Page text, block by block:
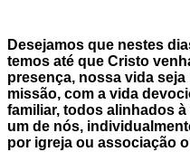
Desejamos que nestes
temos até que Cristo
presença, nossa vida
missão, com a vida
familiar, todos alinhados
um de nós,
por igreja ou associação